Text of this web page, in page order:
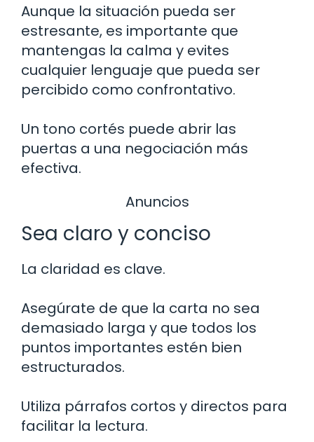
Aunque la situación pueda ser
estresante, es importante que
mantengas la calma y evites
cualquier lenguaje que pueda ser
percibido como confrontativo.
Un tono cortés puede abrir las
puertas a una negociación más
efectiva.
Anuncios
Sea claro y conciso
La claridad es clave.
Asegúrate de que la carta no sea
demasiado larga y que todos los
puntos importantes estén bien
estructurados.
Utiliza párrafos cortos y directos para
facilitar la lectura.